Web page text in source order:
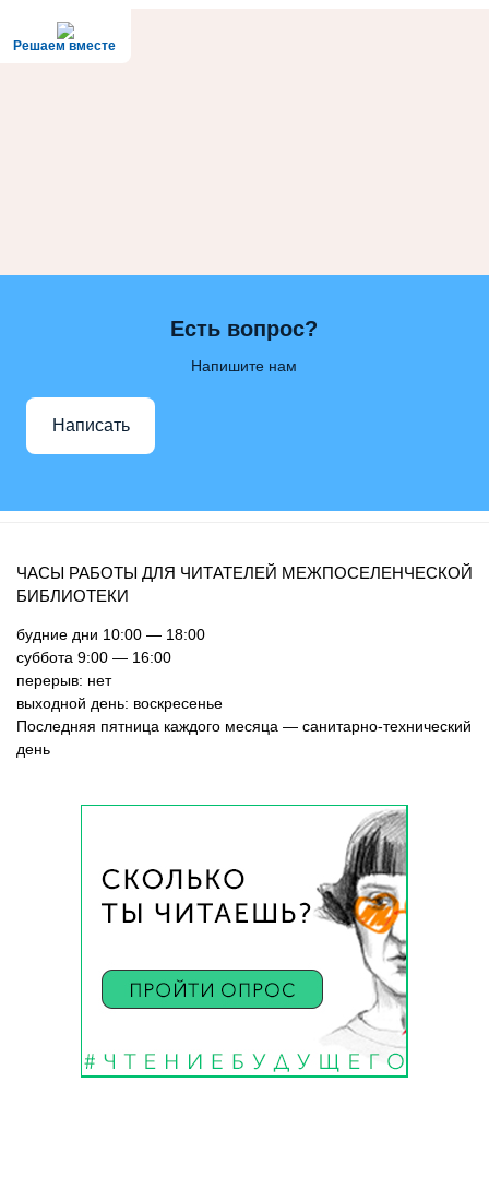
Решаем вместе
Есть вопрос?
Напишите нам
Написать
ЧАСЫ РАБОТЫ ДЛЯ ЧИТАТЕЛЕЙ МЕЖПОСЕЛЕНЧЕСКОЙ
БИБЛИОТЕКИ
будние дни 10:00 — 18:00
суббота 9:00 — 16:00
перерыв: нет
выходной день: воскресенье
Последняя пятница каждого месяца — санитарно-технический
день